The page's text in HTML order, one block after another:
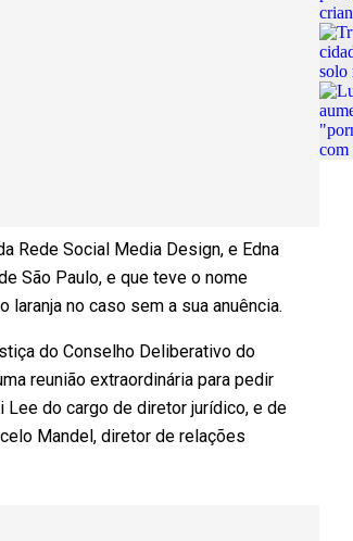
Rede Social Media Design, e Edna
São Paulo, e que teve o nome
no caso sem a sua anuência.
do Conselho Deliberativo do
reunião extraordinária para pedir
do cargo de diretor jurídico, e de
Mandel, diretor de relações